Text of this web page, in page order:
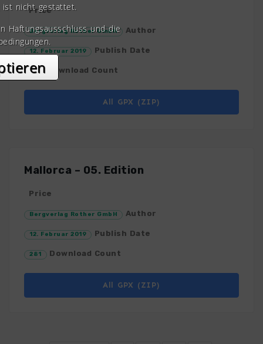
Price
Bergverlag Rother GmbH Author
12. Februar 2019 Publish Date
38 Download Count
All GPX (ZIP)
Mallorca – 05. Edition
Price
Bergverlag Rother GmbH Author
12. Februar 2019 Publish Date
281 Download Count
All GPX (ZIP)
ist nicht gestattet.
Haftungsausschluss und die